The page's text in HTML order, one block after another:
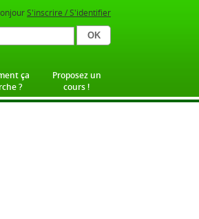
S'inscrire / S'identifier
ça
?
Proposez un
cours !